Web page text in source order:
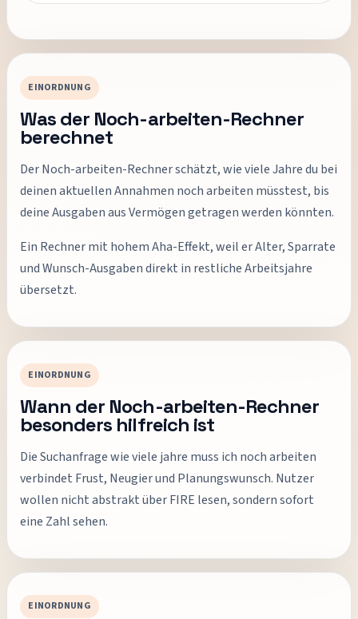
EINORDNUNG
Was der Noch-arbeiten-Rechner
berechnet
Der Noch-arbeiten-Rechner schätzt, wie viele Jahre du bei
deinen aktuellen Annahmen noch arbeiten müsstest, bis
deine Ausgaben aus Vermögen getragen werden könnten.
Ein Rechner mit hohem Aha-Effekt, weil er Alter, Sparrate
und Wunsch-Ausgaben direkt in restliche Arbeitsjahre
übersetzt.
EINORDNUNG
Wann der Noch-arbeiten-Rechner
besonders hilfreich ist
Die Suchanfrage wie viele jahre muss ich noch arbeiten
verbindet Frust, Neugier und Planungswunsch. Nutzer
wollen nicht abstrakt über FIRE lesen, sondern sofort
eine Zahl sehen.
EINORDNUNG